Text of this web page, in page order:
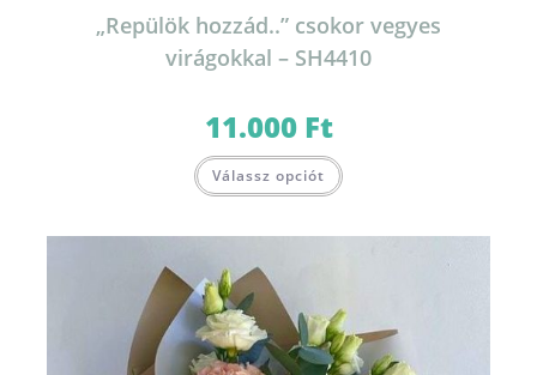
„Repülök hozzád..” csokor vegyes
virágokkal – SH4410
11.000 Ft
Válassz opciót